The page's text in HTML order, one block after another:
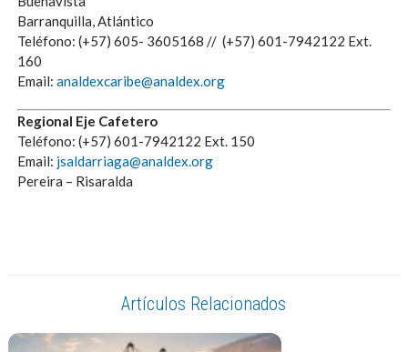
Barranquilla, Atlántico
Teléfono: (+57) 605- 3605168 // (+57) 601-7942122 Ext.
160
Email: analdexcaribe@analdex.org
Regional Eje Cafetero
Teléfono: (+57) 601-7942122 Ext. 150
Email: jsaldarriaga@analdex.org
Pereira – Risaralda
Artículos Relacionados